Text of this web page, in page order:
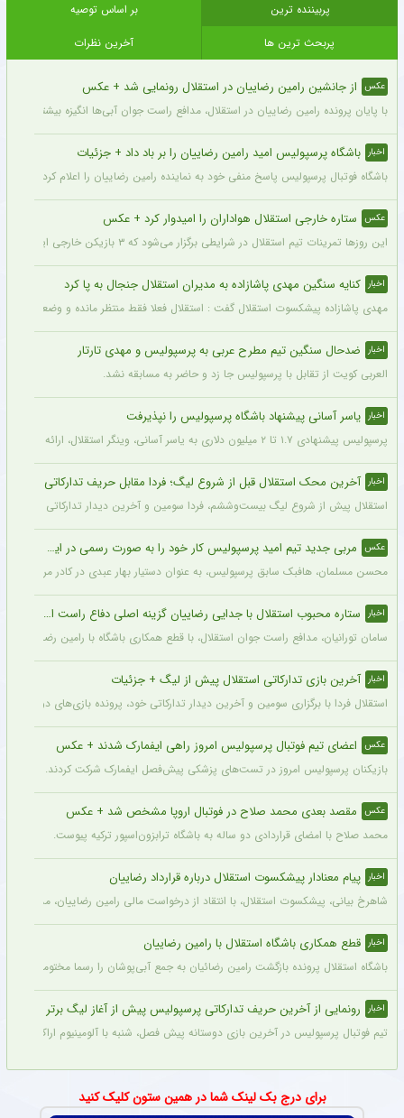
پربیننده ترین
بر اساس توصیه
پربحث ترین ها
آخرین نظرات
عکس از جانشین رامین رضاییان در استقلال رونمایی شد + عکس
با پایان پرونده رامین رضاییان در استقلال، مدافع راست جوان آبی‌ها انگیزه بیشتری
اخبار باشگاه پرسپولیس امید رامین رضاییان را بر باد داد + جزئیات
باشگاه فوتبال پرسپولیس پاسخ منفی خود به نماینده رامین رضاییان را اعلام کرد.
عکس ستاره خارجی استقلال هواداران را امیدوار کرد + عکس
این روزها تمرینات تیم استقلال در شرایطی برگزار می‌شود که ۳ بازیکن خارجی این تیم با قدرت در کنار دیگر بازیکنان داخلی استقلال مشغول تمرین کردن هستند.
اخبار کنایه سنگین مهدی پاشازاده به مدیران استقلال جنجال به پا کرد
مهدی پاشازاده پیشکسوت استقلال گفت : استقلال فعلا فقط منتظر مانده و وضعیت
اخبار ضدحال سنگین تیم مطرح عربی به پرسپولیس و مهدی تارتار
العربی کویت از تقابل با پرسپولیس جا زد و حاضر به مسابقه نشد.
اخبار یاسر آسانی پیشنهاد باشگاه پرسپولیس را نپذیرفت
پرسپولیس پیشنهادی ۱.۷ تا ۲ میلیون دلاری به یاسر آسانی، وینگر استقلال، ارائه کرد، اما او نپذیرفت. آسانی تأکید کرد در فوتبال ایران فقط برای استقلال بازی خواهد کرد.
اخبار آخرین محک استقلال قبل از شروع لیگ؛ فردا مقابل حریف تدارکاتی
استقلال پیش از شروع لیگ بیست‌وششم، فردا سومین و آخرین دیدار تدارکاتی خود را
عکس مربی جدید تیم امید پرسپولیس کار خود را به صورت رسمی در این باشگاه آغاز کرد + عکس
محسن مسلمان، هافبک سابق پرسپولیس، به عنوان دستیار بهار عبدی در کادر مربیگری
اخبار ستاره محبوب استقلال با جدایی رضاییان گزینه اصلی دفاع راست این تیم
سامان تورانیان، مدافع راست جوان استقلال، با قطع همکاری باشگاه با رامین رضاییان،
اخبار آخرین بازی تدارکاتی استقلال پیش از لیگ + جزئیات
استقلال فردا با برگزاری سومین و آخرین دیدار تدارکاتی خود، پرونده بازی‌های
عکس اعضای تیم فوتبال پرسپولیس امروز راهی ایفمارک شدند + عکس
بازیکنان پرسپولیس امروز در تست‌های پزشکی پیش‌فصل ایفمارک شرکت کردند. این
عکس مقصد بعدی محمد صلاح در فوتبال اروپا مشخص شد + عکس
محمد صلاح با امضای قراردادی دو ساله به باشگاه ترابزون‌اسپور ترکیه پیوست.
اخبار پیام معنادار پیشکسوت استقلال درباره قرارداد رضاییان
شاهرخ بیانی، پیشکسوت استقلال، با انتقاد از درخواست مالی رامین رضاییان، مدعی
اخبار قطع همکاری باشگاه استقلال با رامین رضاییان
باشگاه استقلال پرونده بازگشت رامین رضائیان به جمع آبی‌پوشان را رسما مختومه اعلام
اخبار رونمایی از آخرین حریف تدارکاتی پرسپولیس پیش از آغاز لیگ برتر
تیم فوتبال پرسپولیس در آخرین بازی دوستانه پیش فصل، شنبه با آلومینیوم اراک دیدار
برای درج بک لینک شما در همین ستون کلیک کنید